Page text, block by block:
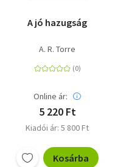
A jó hazugság
A. R. Torre
Online ár:
5 220 Ft
Kiadói ár: 5 800 Ft
Kosárba